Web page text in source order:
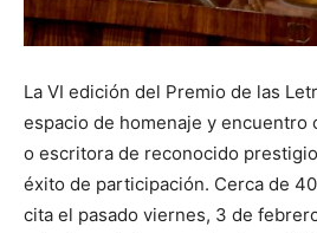
La VI edición del Premio de las
espacio de homenaje y
o escritora de reconocido
éxito de participación. Cerca de
cita el pasado viernes, 3 de